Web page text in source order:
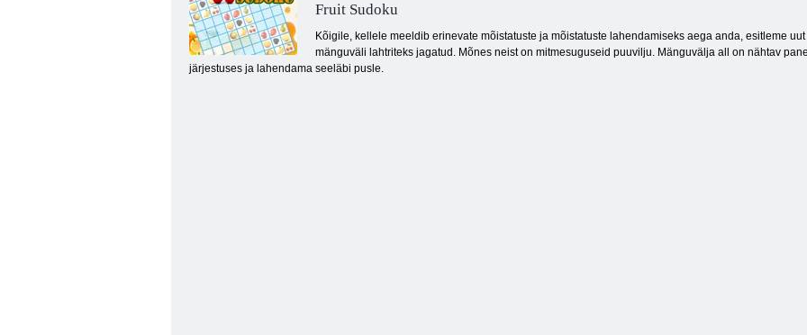
Fruit Sudoku
Kõigile, kellele meeldib erinevate mõistatuste ja mõistatuste lahendamiseks aega anda, esitleme
mänguväli lahtriteks jagatud. Mõnes neist on mitmesuguseid puuvilju. Mänguvälja all on nähtav
järjestuses ja lahendama seeläbi pusle.